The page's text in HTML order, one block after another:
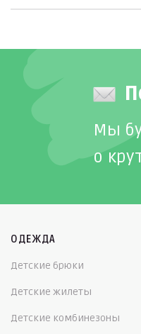
Мы
о
ОДЕЖДА
Детские брюки
Детские жилеты
Детские комбинезоны